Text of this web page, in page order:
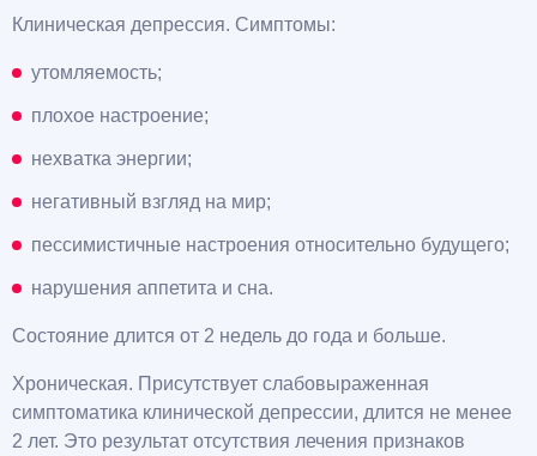
Клиническая депрессия. Симптомы:
утомляемость;
плохое настроение;
нехватка энергии;
негативный взгляд на мир;
пессимистичные настроения относительно будущего;
нарушения аппетита и сна.
Состояние длится от 2 недель до года и больше.
Хроническая. Присутствует слабовыраженная
симптоматика клинической депрессии, длится не менее
2 лет. Это результат отсутствия лечения признаков